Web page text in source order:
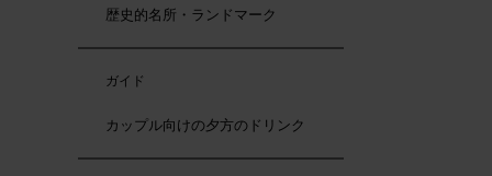
歴史的名所・ランドマーク
ガイド
カップル向けの夕方のドリンク